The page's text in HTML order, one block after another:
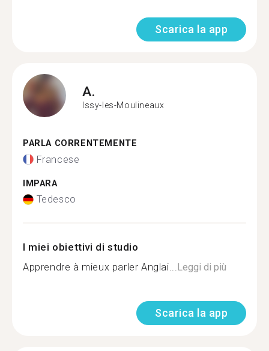
Scarica la app
A.
Issy-les-Moulineaux
PARLA CORRENTEMENTE
Francese
IMPARA
Tedesco
I miei obiettivi di studio
Apprendre à mieux parler Anglai...Leggi di più
Scarica la app